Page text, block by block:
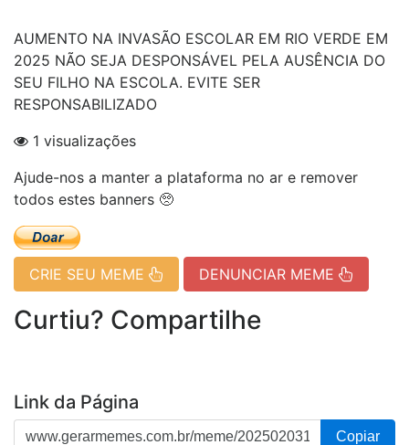
AUMENTO NA INVASÃO ESCOLAR EM RIO VERDE EM
2025 NÃO SEJA DESPONSÁVEL PELA AUSÊNCIA DO
SEU FILHO NA ESCOLA. EVITE SER
RESPONSABILIZADO
1 visualizações
Ajude-nos a manter a plataforma no ar e remover
todos estes banners 🥺
CRIE SEU MEME DENUNCIAR MEME
Curtiu? Compartilhe
Link da Página
Copiar